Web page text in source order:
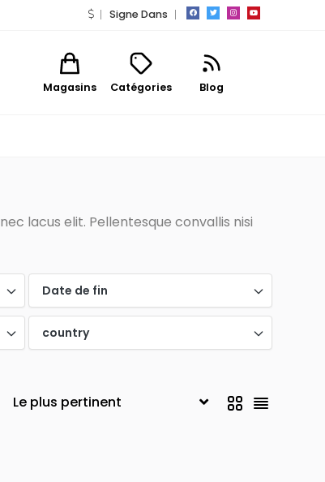
Signe Dans
Magasins Catégories Blog
lacus elit. Pellentesque convallis nisi
Date de fin
country